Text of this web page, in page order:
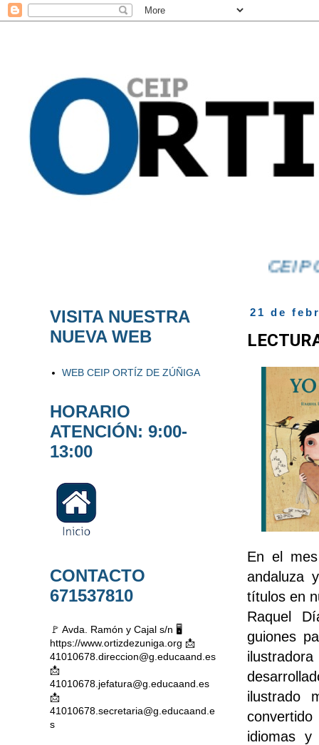
CEIP
21 de
En el
andaluza
títulos en
Raquel
guiones
ilustrado
idiomas y
VISITA NUESTRA
NUEVA WEB
WEB CEIP ORTÍZ DE ZÚÑIGA
HORARIO
ATENCIÓN: 9:00-
13:00
CONTACTO
671537810
🚩 Avda. Ramón y Cajal s/n 🖥️
https://www.ortizdezuniga.org 📩
41010678.direccion@g.educaand.es
📩
41010678.jefatura@g.educaand.es
📩
41010678.secretaria@g.educaand.e
s